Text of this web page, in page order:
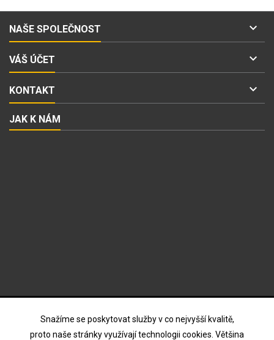
Snažíme se poskytovat služby v co nejvyšší kvalitě,
proto naše stránky využívají technologii cookies. Většina
NAŠE SPOLEČNOST 
VÁŠ ÚČET 
KONTAKT 
JAK K NÁM